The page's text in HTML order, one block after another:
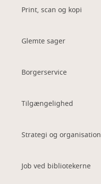
Print, scan og kopi
Glemte sager
Borgerservice
Tilgængelighed
Strategi og organisation
Job ved bibliotekerne